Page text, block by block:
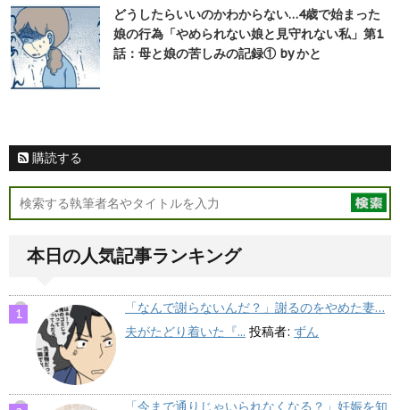
どうしたらいいのかわからない…4歳で始まった
娘の行為「やめられない娘と見守れない私」第1
話：母と娘の苦しみの記録① by かと
購読する
本日の人気記事ランキング
「なんで謝らないんだ？」謝るのをやめた妻…
夫がたどり着いた『... 投稿者: ずん
「今まで通りじゃいられなくなる？」妊娠を知